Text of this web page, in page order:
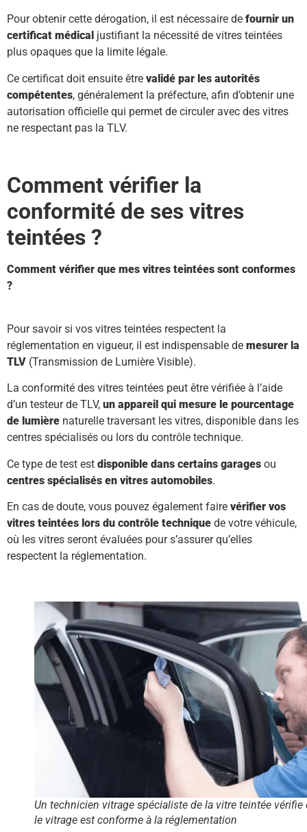
Pour obtenir cette dérogation, il est nécessaire de fournir un
certificat médical justifiant la nécessité de vitres teintées
plus opaques que la limite légale.
Ce certificat doit ensuite être validé par les autorités
compétentes, généralement la préfecture, afin d’obtenir une
autorisation officielle qui permet de circuler avec des vitres
ne respectant pas la TLV.
Comment vérifier la
conformité de ses vitres
teintées ?
Comment vérifier que mes vitres teintées sont conformes
?
Pour savoir si vos vitres teintées respectent la
réglementation en vigueur, il est indispensable de mesurer la
TLV (Transmission de Lumière Visible).
La conformité des vitres teintées peut être vérifiée à l’aide
d’un testeur de TLV, un appareil qui mesure le pourcentage
de lumière naturelle traversant les vitres, disponible dans les
centres spécialisés ou lors du contrôle technique.
Ce type de test est disponible dans certains garages ou
centres spécialisés en vitres automobiles.
En cas de doute, vous pouvez également faire vérifier vos
vitres teintées lors du contrôle technique de votre véhicule,
où les vitres seront évaluées pour s’assurer qu’elles
respectent la réglementation.
Un technicien vitrage spécialiste de la vitre teintée vérifie
le vitrage est conforme à la réglementation